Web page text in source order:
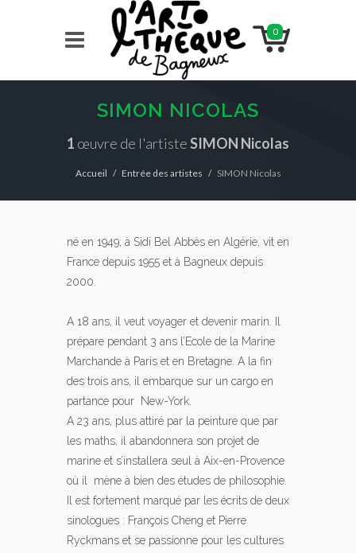
0
SIMON NICOLAS
1 œuvre de l'artisteSIMON Nicolas
Accueil Entrée des artistes SIMON Nicolas
né en 1949, à Sidi Bel Abbès en Algérie, vit en
France depuis 1955 et à Bagneux depuis
2000.
A 18 ans, il veut voyager et devenir marin. Il
prépare pendant 3 ans l’Ecole de la Marine
Marchande à Paris et en Bretagne. A la fin
des trois ans, il embarque sur un cargo en
partance pour New-York.
A 23 ans, plus attiré par la peinture que par
les maths, il abandonnera son projet de
marine et s’installera seul à Aix-en-Provence
où il mène à bien des études de philosophie.
Il est fortement marqué par les écrits de deux
sinologues : François Cheng et Pierre
Ryckmans et se passionne pour les cultures